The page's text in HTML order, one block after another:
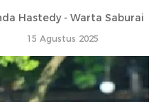
Hastedy - Warta Saburai
15 Agustus 2025